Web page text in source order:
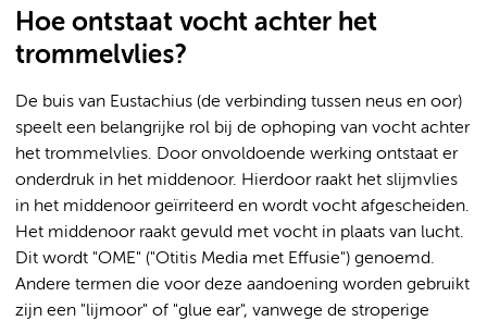
Hoe ontstaat vocht achter het
trommelvlies?
De buis van Eustachius (de verbinding tussen neus en oor)
speelt een belangrijke rol bij de ophoping van vocht achter
het trommelvlies. Door onvoldoende werking ontstaat er
onderdruk in het middenoor. Hierdoor raakt het slijmvlies
in het middenoor geïrriteerd en wordt vocht afgescheiden.
Het middenoor raakt gevuld met vocht in plaats van lucht.
Dit wordt "OME" ("Otitis Media met Effusie") genoemd.
Andere termen die voor deze aandoening worden gebruikt
zijn een "lijmoor" of "glue ear", vanwege de stroperige